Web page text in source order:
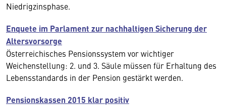
Niedrigzinsphase.
Enquete im Parlament zur nachhaltigen Sicherung der
Altersvorsorge
Österreichisches Pensionssystem vor wichtiger
Weichenstellung: 2. und 3. Säule müssen für Erhaltung des
Lebensstandards in der Pension gestärkt werden.
Pensionskassen 2015 klar positiv